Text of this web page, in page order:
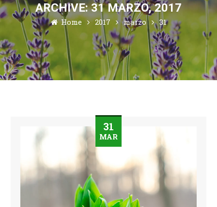
ARCHIVE: 31 MARZO, 2017
Home 2017 marzo 31
31
MAR